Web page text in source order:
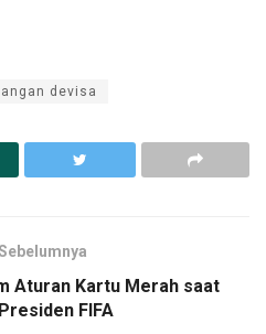
devisa
Aturan Kartu Merah saat
FIFA